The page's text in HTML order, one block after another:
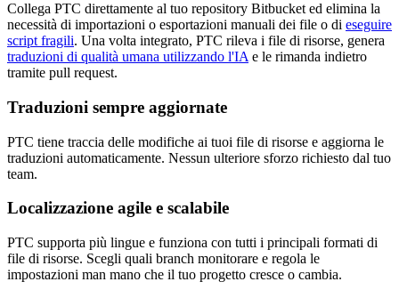
Collega PTC direttamente al tuo repository Bitbucket ed elimina la
necessità di importazioni o esportazioni manuali dei file o di eseguire
script fragili. Una volta integrato, PTC rileva i file di risorse, genera
traduzioni di qualità umana utilizzando l'IA e le rimanda indietro
tramite pull request.
Traduzioni sempre aggiornate
PTC tiene traccia delle modifiche ai tuoi file di risorse e aggiorna le
traduzioni automaticamente. Nessun ulteriore sforzo richiesto dal tuo
team.
Localizzazione agile e scalabile
PTC supporta più lingue e funziona con tutti i principali formati di
file di risorse. Scegli quali branch monitorare e regola le
impostazioni man mano che il tuo progetto cresce o cambia.